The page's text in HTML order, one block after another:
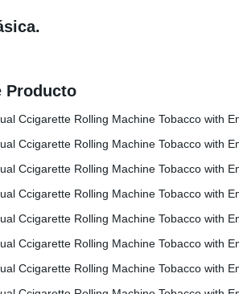
Producto